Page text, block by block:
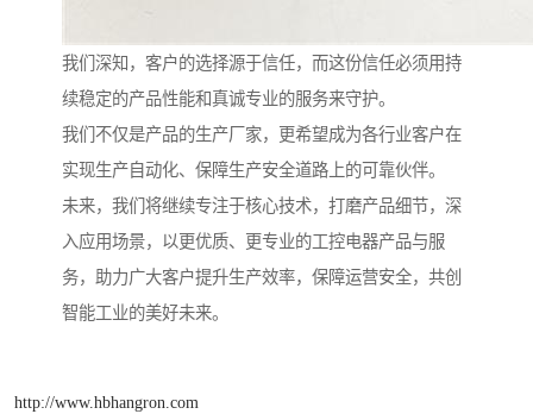
我们深知，客户的选择源于信任，而这份信任必须用持
续稳定的产品性能和真诚专业的服务来守护。
我们不仅是产品的生产厂家，更希望成为各行业客户在
实现生产自动化、保障生产安全道路上的可靠伙伴。
未来，我们将继续专注于核心技术，打磨产品细节，深
入应用场景，以更优质、更专业的工控电器产品与服
务，助力广大客户提升生产效率，保障运营安全，共创
智能工业的美好未来。
http://www.hbhangron.com